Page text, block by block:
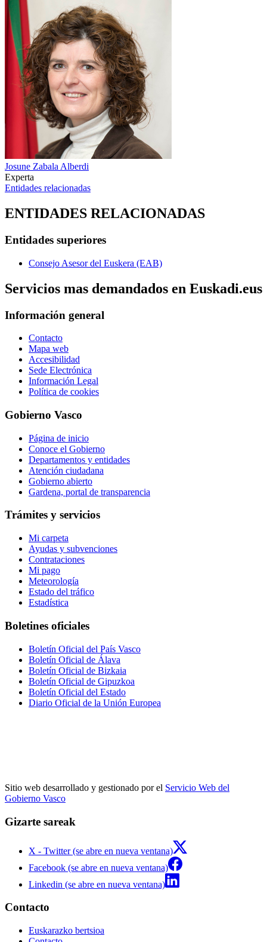
Josune Zabala Alberdi
Experta
Entidades relacionadas
ENTIDADES RELACIONADAS
Entidades superiores
Consejo Asesor del Euskera (EAB)
Servicios mas demandados en Euskadi.eus
Información general
Contacto
Mapa web
Accesibilidad
Sede Electrónica
Información Legal
Política de cookies
Gobierno Vasco
Página de inicio
Conoce el Gobierno
Departamentos y entidades
Atención ciudadana
Gobierno abierto
Gardena, portal de transparencia
Trámites y servicios
Mi carpeta
Ayudas y subvenciones
Contrataciones
Mi pago
Meteorología
Estado del tráfico
Estadística
Boletines oficiales
Boletín Oficial del País Vasco
Boletín Oficial de Álava
Boletín Oficial de Bizkaia
Boletín Oficial de Gipuzkoa
Boletín Oficial del Estado
Diario Oficial de la Unión Europea
Sitio web desarrollado y gestionado por el Servicio Web del
Gobierno Vasco
Gizarte sareak
X - Twitter (se abre en nueva ventana)
Facebook (se abre en nueva ventana)
Linkedin (se abre en nueva ventana)
Contacto
Euskarazko bertsioa